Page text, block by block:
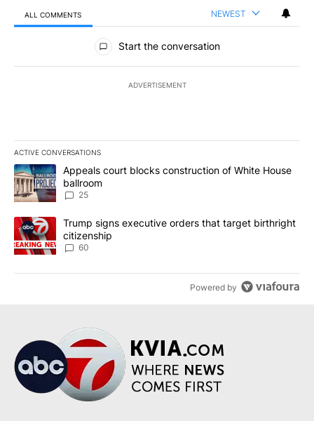
ALL COMMENTS NEWEST
All Comments
Start the conversation
ADVERTISEMENT
ACTIVE CONVERSATIONS
The following is a list of the most commented articles in the last
A trending article titled "Appeals court blocks construction of
Appeals court blocks construction of White House
ballroom
25
A trending article titled "Trump signs executive orders that
Trump signs executive orders that target birthright
citizenship
60
Powered by